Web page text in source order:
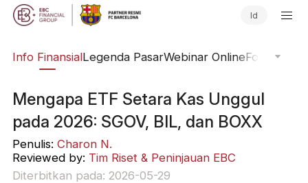
Id
Info FinansialLegenda PasarWebinar OnlineFokus
Mengapa ETF Setara Kas Unggul
pada 2026: SGOV, BIL, dan BOXX
Penulis: Charon N.
Reviewed by: Tim Riset & Peninjauan EBC
Diterbitkan pada: 2026-05-29